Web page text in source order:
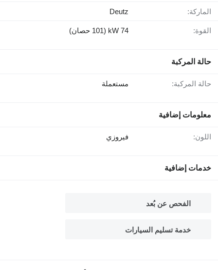
الماركة: Deutz
القوة: 74 kW (101 حصان)
حالة المركبة
حالة المركبة: مستعملة
معلومات إضافية
اللون: فيروزي
خدمات إضافية
الفحص عن بُعد
خدمة تسليم السيارات